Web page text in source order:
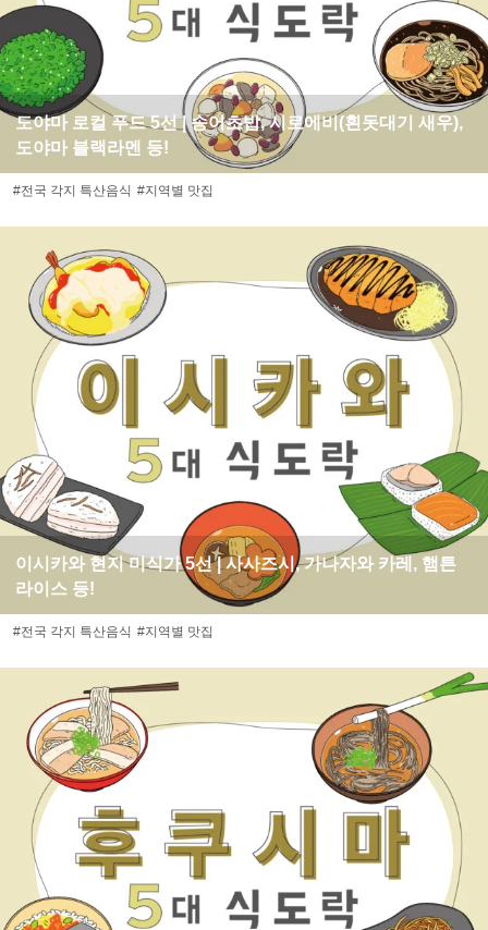
도야마 로컬 푸드 5선 | 송어초밥, 시로에비(흰돗대기 새우),
도야마 블랙라멘 등!
#전국 각지 특산음식 #지역별 맛집
이시카와 현지 미식가 5선 | 사사즈시, 가나자와 카레, 햄튼
라이스 등!
#전국 각지 특산음식 #지역별 맛집